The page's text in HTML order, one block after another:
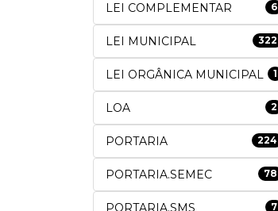
LEI COMPLEMENTAR 6
LEI MUNICIPAL 322
LEI ORGÂNICA MUNICIPAL 1
LOA 2
PORTARIA 224
PORTARIA.SEMEC 78
PORTARIA.SMS 7